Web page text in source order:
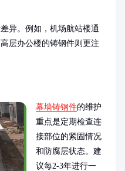
异。例如，机场航站楼通
层办公楼的铸钢件则更注
幕墙铸钢件的维护
重点是定期检查连
接部位的紧固情况
和防腐层状态。建
议每2-3年进行一